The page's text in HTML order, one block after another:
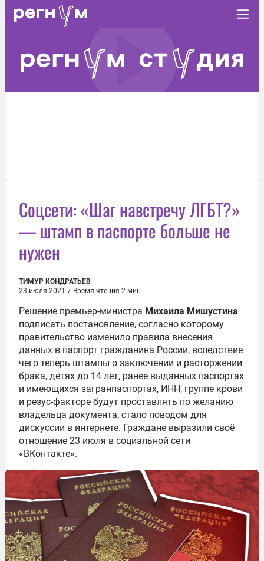
Соцсети: «Шаг навстречу ЛГБТ?»
— штамп в паспорте больше не
нужен
ТИМУР КОНДРАТЬЕВ
23 июля 2021 / Время чтения 2 мин
Решение премьер-министра Михаила Мишустина
подписать постановление, согласно которому
правительство изменило правила внесения
данных в паспорт гражданина России, вследствие
чего теперь штампы о заключении и расторжении
брака, детях до 14 лет, ранее выданных паспортах
и имеющихся загранпаспортах, ИНН, группе крови
и резус-факторе будут проставлять по желанию
владельца документа, стало поводом для
дискуссии в интернете. Граждане выразили своё
отношение 23 июля в социальной сети
«ВКонтакте».